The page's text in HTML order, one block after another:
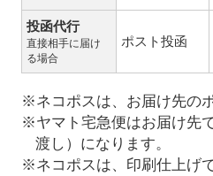
投函代行
直接相手に届け
る場合
ポスト投函
※ネコポスは、お届け先の
※ヤマト宅急便はお届け先
渡し）になります。
※ネコポスは、印刷仕上げ